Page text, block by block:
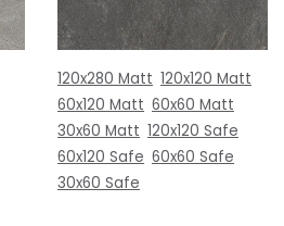
120x280 Matt 120x120 Matt
60x120 Matt 60x60 Matt
30x60 Matt 120x120 Safe
60x120 Safe 60x60 Safe
30x60 Safe